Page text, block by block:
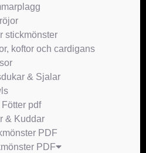
stickmönster
koftor och cardigans
& Sjalar
pdf
& Kuddar
PDF
PDF